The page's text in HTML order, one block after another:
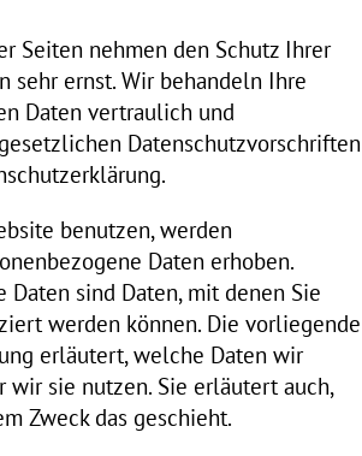
Seiten nehmen den Schutz Ihrer
sehr ernst. Wir behandeln Ihre
Daten vertraulich und
Datenschutzvorschriften
benutzen, werden
Daten erhoben.
Daten sind Daten, mit denen Sie
werden können. Die vorliegende
erläutert, welche Daten wir
wir sie nutzen. Sie erläutert auch,
Zweck das geschieht.